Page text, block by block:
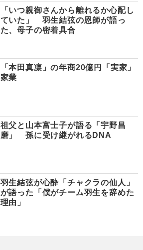
「いつ親御さんから離れるか心配し
ていた」 羽生結弦の恩師が語っ
た、母子の密着具合
「本田真凛」の年商20億円「実家」
家業
祖父と山本富士子が語る「宇野昌
磨」 孫に受け継がれるDNA
羽生結弦が心酔「チャクラの仙人」
が語った「僕がチーム羽生を辞めた
理由」